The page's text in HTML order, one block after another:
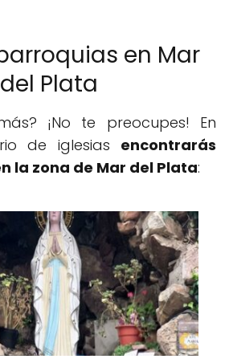
en Mar
del Plata
¡No te preocupes! En
de iglesias encontrarás
la zona de Mar del Plata: